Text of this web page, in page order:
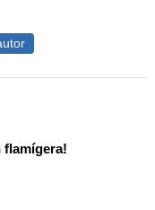
flamígera!